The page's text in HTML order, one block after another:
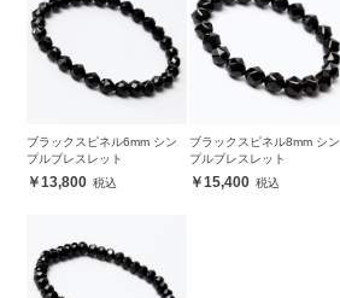
ブラックスピネル6mm シン
プルブレスレット
13,800
ブラックスピネル8mm シン
プルブレスレット
15,400